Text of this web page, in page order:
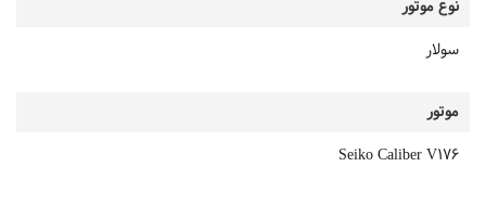
نوع موتور
سولار
موتور
Seiko Caliber V176